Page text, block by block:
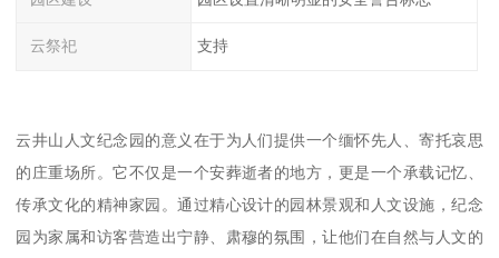
云祭祀 支持
云井山人文纪念园的意义在于为人们提供一个缅怀先人、寄托哀思
的庄重场所。它不仅是一个安葬逝者的地方，更是一个承载记忆、
传承文化的精神家园。通过精心设计的园林景观和人文设施，纪念
园为家属和访客营造出宁静、肃穆的氛围，让他们在自然与人文的